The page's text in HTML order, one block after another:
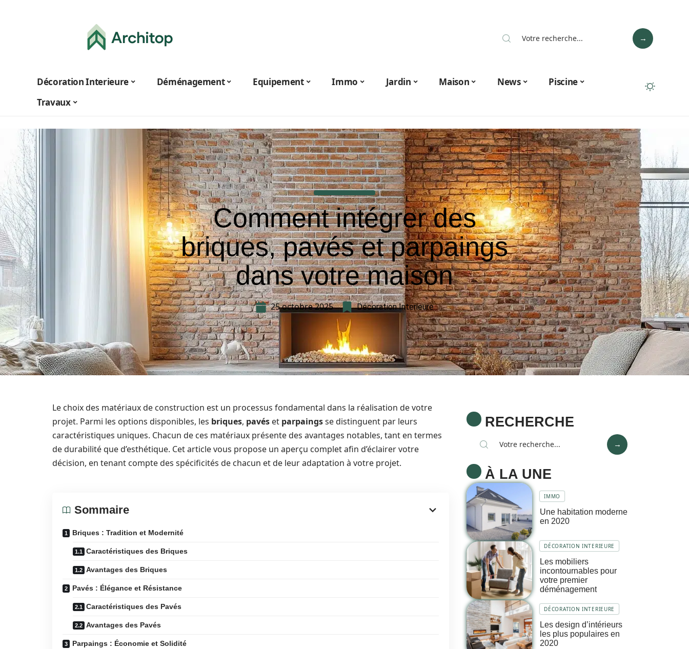
Décoration Interieure Déménagement Equipement Immo Jardin Maison News
Piscine
Travaux
Comment intégrer des
briques, pavés et parpaings
dans votre maison
25 octobre 2025 Décoration Interieure
Le choix des matériaux de construction est un processus fondamental dans la réalisation de votre
projet. Parmi les options disponibles, les briques, pavés et parpaingsse distinguent par leurs
caractéristiques uniques. Chacun de ces matériaux présente des avantages notables, tant en termes
de durabilité que d’esthétique. Cet article vous propose un aperçu complet afin d’éclairer votre
décision, en tenant compte des spécificités de chacun et de leur adaptation à votre projet.
Sommaire
Briques : Tradition et Modernité
Caractéristiques des Briques
Avantages des Briques
Pavés : Élégance et Résistance
Caractéristiques des Pavés
Avantages des Pavés
Parpaings : Économie et Solidité
RECHERCHE
À LA UNE
IMMO
Une habitation moderne
en 2020
DÉCORATION INTERIEURE
Les mobiliers
incontournables pour
votre premier
déménagement
DÉCORATION INTERIEURE
Les design d’intérieurs
les plus populaires en
2020